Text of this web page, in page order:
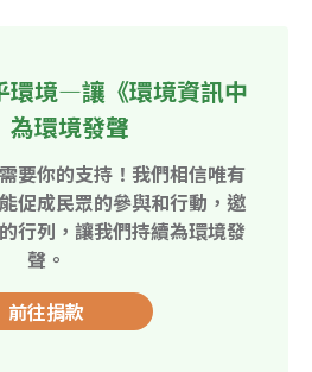
環境—讓《環境資訊中
為環境發聲
要你的支持！我們相信唯有
促成民眾的參與和行動，邀
行列，讓我們持續為環境發
聲。
前往捐款